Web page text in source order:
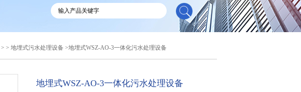
> > 地埋式污水处理设备 >地埋式WSZ-AO-3一体化污水处理设备
地埋式WSZ-AO-3一体化污水处理设备